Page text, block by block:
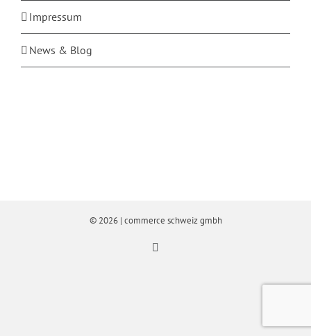
Impressum
News & Blog
© 2026 | commerce schweiz gmbh